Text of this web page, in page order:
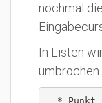
nochmal
In Listen